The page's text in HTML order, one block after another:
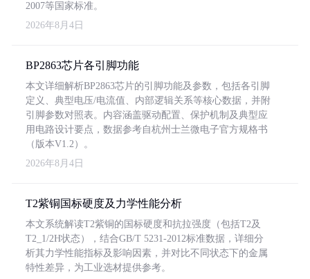
2007等国家标准。
2026年8月4日
BP2863芯片各引脚功能
本文详细解析BP2863芯片的引脚功能及参数，包括各引脚
定义、典型电压/电流值、内部逻辑关系等核心数据，并附
引脚参数对照表。内容涵盖驱动配置、保护机制及典型应
用电路设计要点，数据参考自杭州士兰微电子官方规格书
（版本V1.2）。
2026年8月4日
T2紫铜国标硬度及力学性能分析
本文系统解读T2紫铜的国标硬度和抗拉强度（包括T2及
T2_1/2H状态），结合GB/T 5231-2012标准数据，详细分
析其力学性能指标及影响因素，并对比不同状态下的金属
特性差异，为工业选材提供参考。